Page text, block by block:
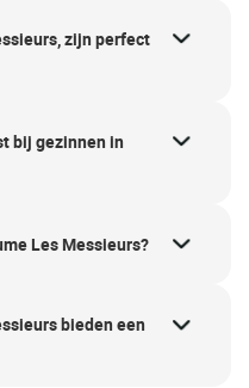
zijn perfect
bij gezinnen in
Les Messieurs?
bieden een